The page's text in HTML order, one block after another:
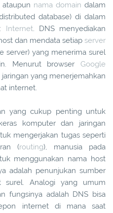
ataupun nama domain dalam
database) di dalam
Internet. DNS menyediakan
dan mendata setiap server
server) yang menerima surel
Menurut browser Google
jaringan yang menerjemahkan
internet.
yang cukup penting untuk
komputer dan jaringan
mengerjakan tugas seperti
(routing), manusia pada
menggunakan nama host
adalah penunjukan sumber
surel. Analogi yang umum
fungsinya adalah DNS bisa
internet di mana saat